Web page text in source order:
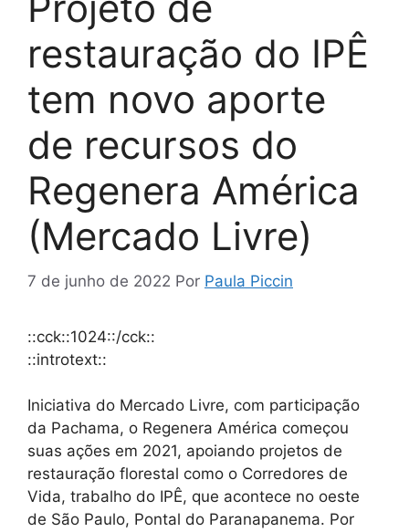
restauração do IPÊ
tem novo aporte
de recursos do
Regenera América
(Mercado Livre)
7 de junho de 2022 Por Paula Piccin
::cck::1024::/cck::
::introtext::
Iniciativa do Mercado Livre, com participação
da Pachama, o Regenera América começou
suas ações em 2021, apoiando projetos de
restauração florestal como o Corredores de
Vida, trabalho do IPÊ, que acontece no oeste
de São Paulo, Pontal do Paranapanema. Por